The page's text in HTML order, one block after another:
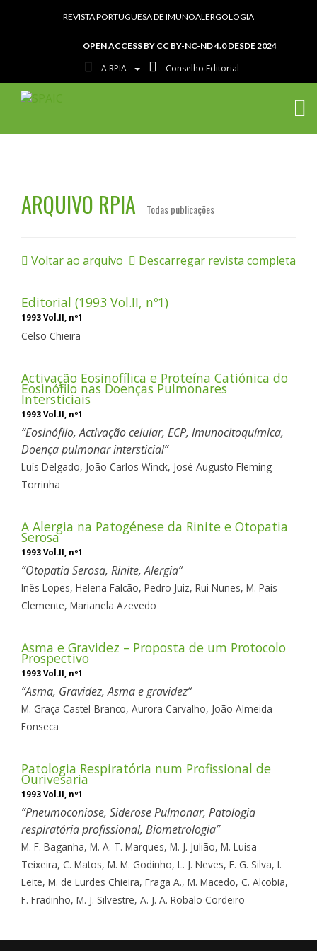
REVISTA PORTUGUESA DE IMUNOALERGOLOGIA
OPEN ACCESS BY CC BY-NC-ND 4.0 DESDE 2024
A RPIA Conselho Editorial
ARQUIVO RPIA Todas publicações
Voltar ao arquivo Descarregar revista completa
Editorial (1993 Vol.II, nº1)
1993 Vol.II, nº1
Celso Chieira
Activação Eosinofílica e Proteína Catiónica do
Eosinófilo nas Doenças Pulmonares
Intersticiais
1993 Vol.II, nº1
Eosinófilo, Activação celular, ECP, Imunocitoquímica,
Doença pulmonar intersticial
Luís Delgado, João Carlos Winck, José Augusto Fleming
Torrinha
A Alergia na Patogénese da Rinite e Otopatia
Serosa
1993 Vol.II, nº1
Otopatia Serosa, Rinite, Alergia
Inês Lopes, Helena Falcão, Pedro Juiz, Rui Nunes, M. Pais
Clemente, Marianela Azevedo
Asma e Gravidez – Proposta de um Protocolo
Prospectivo
1993 Vol.II, nº1
Asma, Gravidez, Asma e gravidez
M. Graça Castel-Branco, Aurora Carvalho, João Almeida
Fonseca
Patologia Respiratória num Profissional de
Ourivesaria
1993 Vol.II, nº1
Pneumoconiose, Siderose Pulmonar, Patologia
respiratória profissional, Biometrologia
M. F. Baganha, M. A. T. Marques, M. J. Julião, M. Luisa
Teixeira, C. Matos, M. M. Godinho, L. J. Neves, F. G. Silva, I.
Leite, M. de Lurdes Chieira, Fraga A., M. Macedo, C. Alcobia,
F. Fradinho, M. J. Silvestre, A. J. A. Robalo Cordeiro